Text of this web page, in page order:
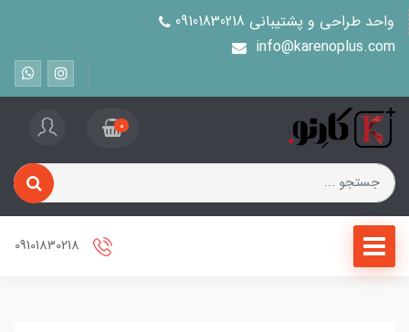
واحد طراحی و پشتیبانی 09101830218
info@karenoplus.com
0